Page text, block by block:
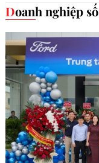
Doanh nghiệp số